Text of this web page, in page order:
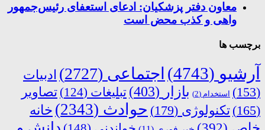
معاون دفتر پزشکیان: ادعای استعفای رئیس‌جمهور
واهی و کذب محض است
برچسب ها
آرشیو (4743) اجتماعی (2727)
ادبیات
(153)
استخدام (2) بازار (403) تبلیغات (124)
تصاویر
(165)
تکنولوژی (179) حوادث (2343)
خانه